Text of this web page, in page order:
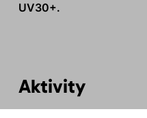
UV30+.
Aktivity